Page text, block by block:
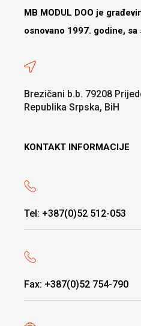
MB MODUL DOO je
osnovano 1997. godine,
Brezičani b.b. 79208
Republika Srpska, BiH
KONTAKT INFORMACIJE
Tel: +387(0)52 512-053
Fax: +387(0)52 754-790